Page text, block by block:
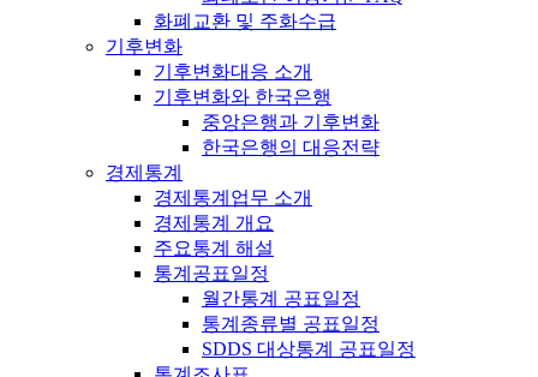
화폐교환 및 주화수급
기후변화
기후변화대응 소개
기후변화와 한국은행
중앙은행과 기후변화
한국은행의 대응전략
경제통계
경제통계업무 소개
경제통계 개요
주요통계 해설
통계공표일정
월간통계 공표일정
통계종류별 공표일정
SDDS 대상통계 공표일정